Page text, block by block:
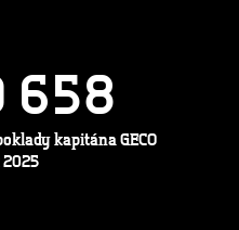
658
kapitána GECO